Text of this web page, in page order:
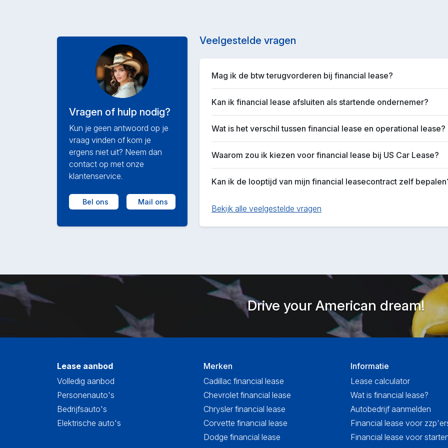
Veelgestelde vragen
Mag ik de btw terugvorderen bij financial lease?
Kan ik financial lease afsluiten als startende ondernemer?
Wat is het verschil tussen financial lease en operational lease?
Waarom zou ik kiezen voor financial lease bij US Car Lease?
Kan ik de looptijd van mijn financial leasecontract zelf
Bekijk alle veelgestelde vragen
Vragen of hulp nodig?
Kun je geen antwoord op je
vraag vinden of kom je
ergens niet uit? Neem dan
contact op met onze
klantenservice.
Bel ons Mail ons
Drive your American dream!
Lease aanbod
Volledig aanbod
Personenauto's
Bedrijfsauto's
Elektrische auto's
Merken
Cadillac financial lease
Chevrolet financial lease
Chrysler financial lease
Corvette financial lease
Dodge financial lease
Informatie
Lease calculator
Wat is financial lease?
Autobedrijf aanmelden
Financial lease voor
Financial lease voor